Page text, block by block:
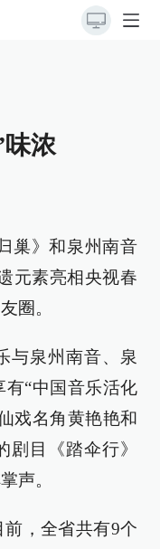
浓
巢》和泉州南音
元素亮相央视春
圈。
与泉州南音、泉
“中国音乐活化
戏名角黄艳艳和
目《踏伞行》
声。
，全省共有9个